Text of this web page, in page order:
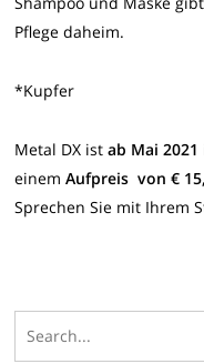
Pflege daheim.
*Kupfer
Metal DX istab Mai 2021
einemAufpreis von €
Sprechen Sie mit Ihrem